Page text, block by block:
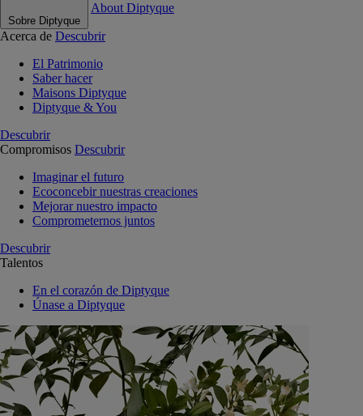
Sobre Diptyque
About Diptyque
Acerca de Descubrir
El Patrimonio
Saber hacer
Maisons Diptyque
Diptyque & You
Descubrir
Compromisos Descubrir
Imaginar el futuro
Ecoconcebir nuestras creaciones
Mejorar nuestro impacto
Comprometernos juntos
Descubrir
Talentos
En el corazón de Diptyque
Únase a Diptyque